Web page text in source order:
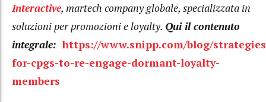
Interactive, martech company globale, specializzata in
soluzioni per promozioni e loyalty. Qui il contenuto
integrale: https://www.snipp.com/blog/
for-cpgs-to-re-engage-dormant-loyalty-
members